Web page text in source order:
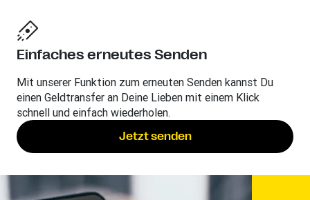
Einfaches erneutes Senden
Mit unserer Funktion zum erneuten Senden kannst Du
einen Geldtransfer an Deine Lieben mit einem Klick
schnell und einfach wiederholen.
Jetzt senden